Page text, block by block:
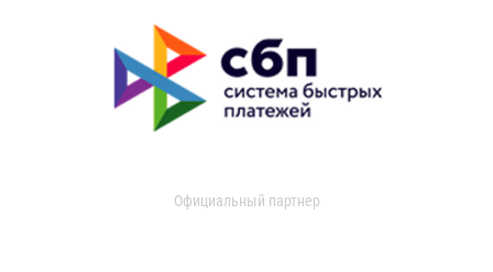
Официальный партнер